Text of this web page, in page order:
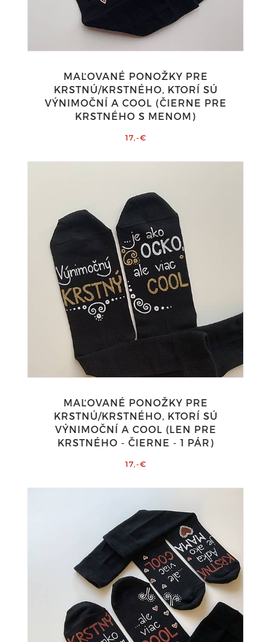
MAĽOVANÉ PONOŽKY PRE
KRSTNÚ/KRSTNÉHO, KTORÍ SÚ
VÝNIMOČNÍ A COOL (ČIERNE PRE
KRSTNÉHO S MENOM)
17,-€
MAĽOVANÉ PONOŽKY PRE
KRSTNÚ/KRSTNÉHO, KTORÍ SÚ
VÝNIMOČNÍ A COOL (LEN PRE
KRSTNÉHO - ČIERNE - 1 PÁR)
17,-€